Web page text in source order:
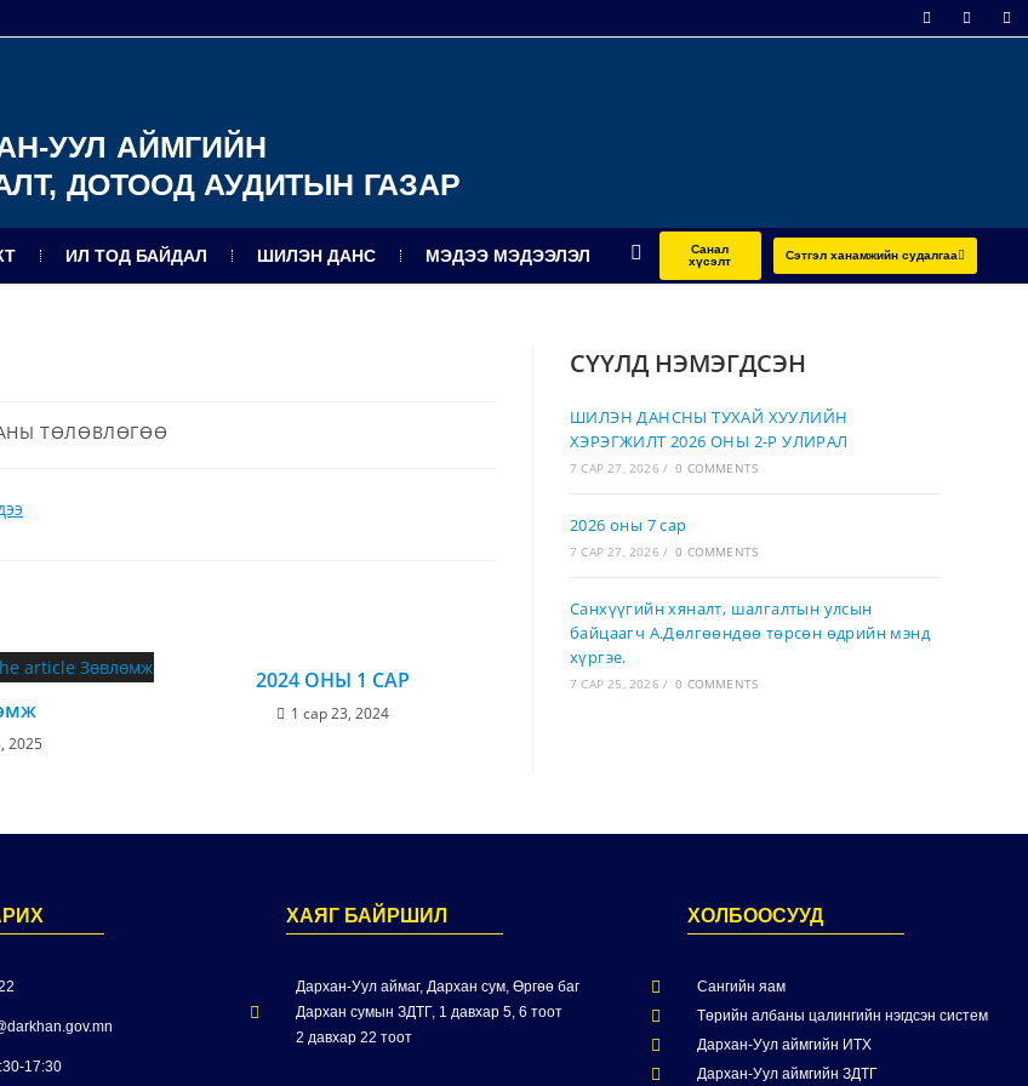
УУЛ АЙМГИЙН
ДОТООД АУДИТЫН ГАЗАР
ИЛ ТОД БАЙДАЛ ШИЛЭН ДАНС МЭДЭЭ МЭДЭЭЛЭЛ
Санал
хүсэлт
Сэтгэл ханамжийн судалгаа
ТӨЛӨВЛӨГӨӨ
2025
2024 ОНЫ 1 САР
1 сар 23, 2024
СҮҮЛД НЭМЭГДСЭН
ШИЛЭН ДАНСНЫ ТУХАЙ ХУУЛИЙН
ХЭРЭГЖИЛТ 2026 ОНЫ 2-Р УЛИРАЛ
7 САР 27, 2026 / 0 COMMENTS
2026 оны 7 сар
7 САР 27, 2026 / 0 COMMENTS
Санхүүгийн хяналт, шалгалтын улсын
байцаагч А.Дөлгөөндөө төрсөн өдрийн мэнд
хүргэе.
7 САР 25, 2026 / 0 COMMENTS
17:30
ХАЯГ БАЙРШИЛ
Дархан-Уул аймаг, Дархан сум, Өргөө баг
Дархан сумын ЗДТГ, 1 давхар 5, 6 тоот
2 давхар 22 тоот
ХОЛБООСУУД
Сангийн яам
Төрийн албаны цалингийн нэгдсэн систем
Дархан-Уул аймгийн ИТХ
Дархан-Уул аймгийн ЗДТГ